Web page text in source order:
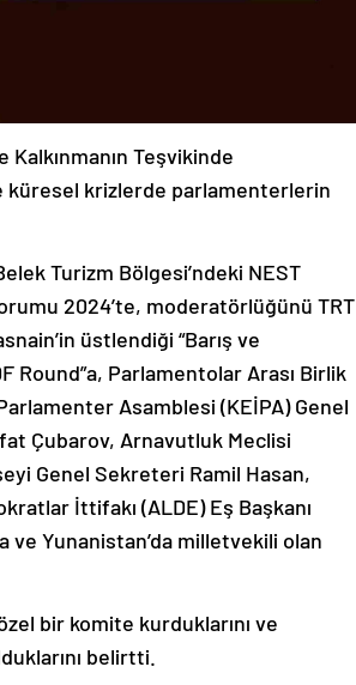
Kalkınmanın Teşvikinde
küresel krizlerde parlamenterlerin
Turizm Bölgesi’ndeki NEST
2024’te, moderatörlüğünü TRT
üstlendiği “Barış ve
Round”a, Parlamentolar Arası Birlik
Asamblesi (KEİPA) Genel
Çubarov, Arnavutluk Meclisi
Genel Sekreteri Ramil Hasan,
İttifakı (ALDE) Eş Başkanı
Yunanistan’da milletvekili olan
bir komite kurduklarını ve
belirtti.